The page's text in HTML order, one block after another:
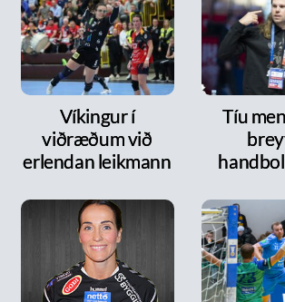
Víkingur í
viðræðum við
erlendan leikmann
Tíu